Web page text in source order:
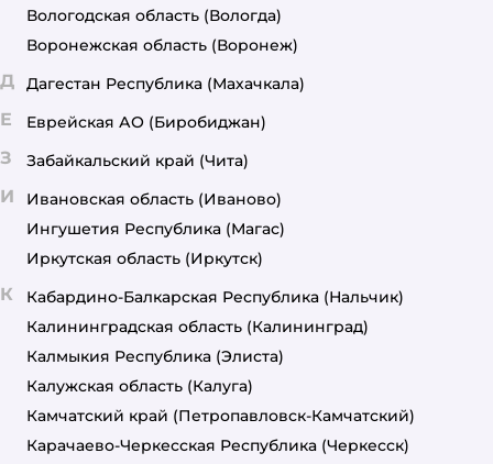
Вологодская область (Вологда)
Воронежская область (Воронеж)
Д Дагестан Республика (Махачкала)
Е Еврейская АО (Биробиджан)
З Забайкальский край (Чита)
И Ивановская область (Иваново)
Ингушетия Республика (Магас)
Иркутская область (Иркутск)
К Кабардино-Балкарская Республика (Нальчик)
Калининградская область (Калининград)
Калмыкия Республика (Элиста)
Калужская область (Калуга)
Камчатский край (Петропавловск-Камчатский)
Карачаево-Черкесская Республика (Черкесск)